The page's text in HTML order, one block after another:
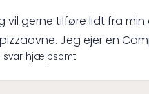
vil gerne tilføre lidt fra
Artisan pizzaovn, og
dens funktionalitet. Den
med lethed. Det
svar hjælpsomt